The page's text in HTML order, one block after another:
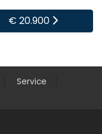
€ 20.900
Service